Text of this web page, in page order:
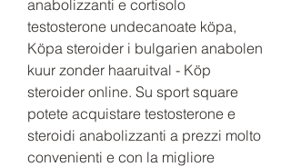
anabolizzanti e cortisolo
testosterone undecanoate köpa,
Köpa steroider i bulgarien anabolen
kuur zonder haaruitval - Köp
steroider online. Su sport square
potete acquistare testosterone e
steroidi anabolizzanti a prezzi molto
convenienti e con la migliore